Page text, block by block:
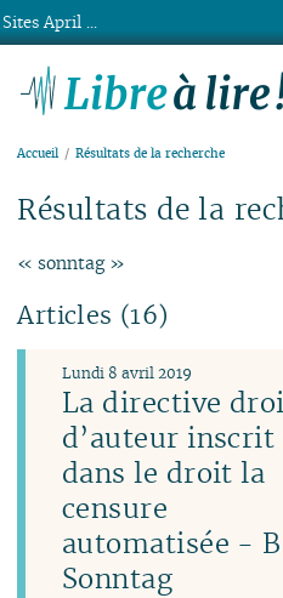
Accueil Résultats de la recherche
Résultats de la
« sonntag »
Articles (16)
La directive
d’auteur inscrit
dans le droit la
censure
automatisée -
Sonntag
Lundi 8 avril 2019
Sites April ...